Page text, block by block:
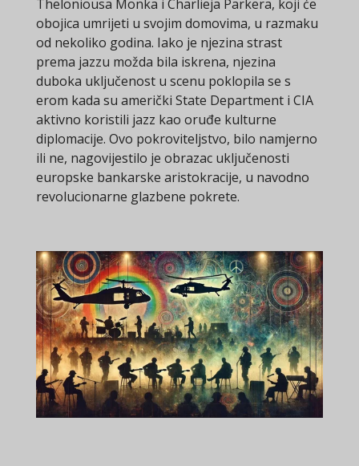
Theloniousa Monka i Charlieja Parkera, koji će
obojica umrijeti u svojim domovima, u razmaku
od nekoliko godina. Iako je njezina strast
prema jazzu možda bila iskrena, njezina
duboka uključenost u scenu poklopila se s
erom kada su američki State Department i CIA
aktivno koristili jazz kao oruđe kulturne
diplomacije. Ovo pokroviteljstvo, bilo namjerno
ili ne, nagovijestilo je obrazac uključenosti
europske bankarske aristokracije, u navodno
revolucionarne glazbene pokrete.